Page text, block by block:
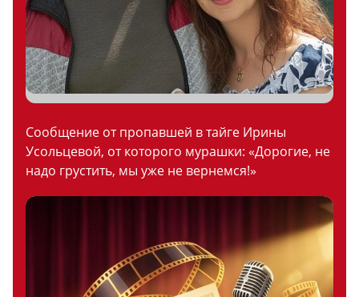
Сообщение от пропавшей в тайге Ирины
Усольцевой, от которого мурашки: «Дорогие, не
надо грустить, мы уже не вернемся!»